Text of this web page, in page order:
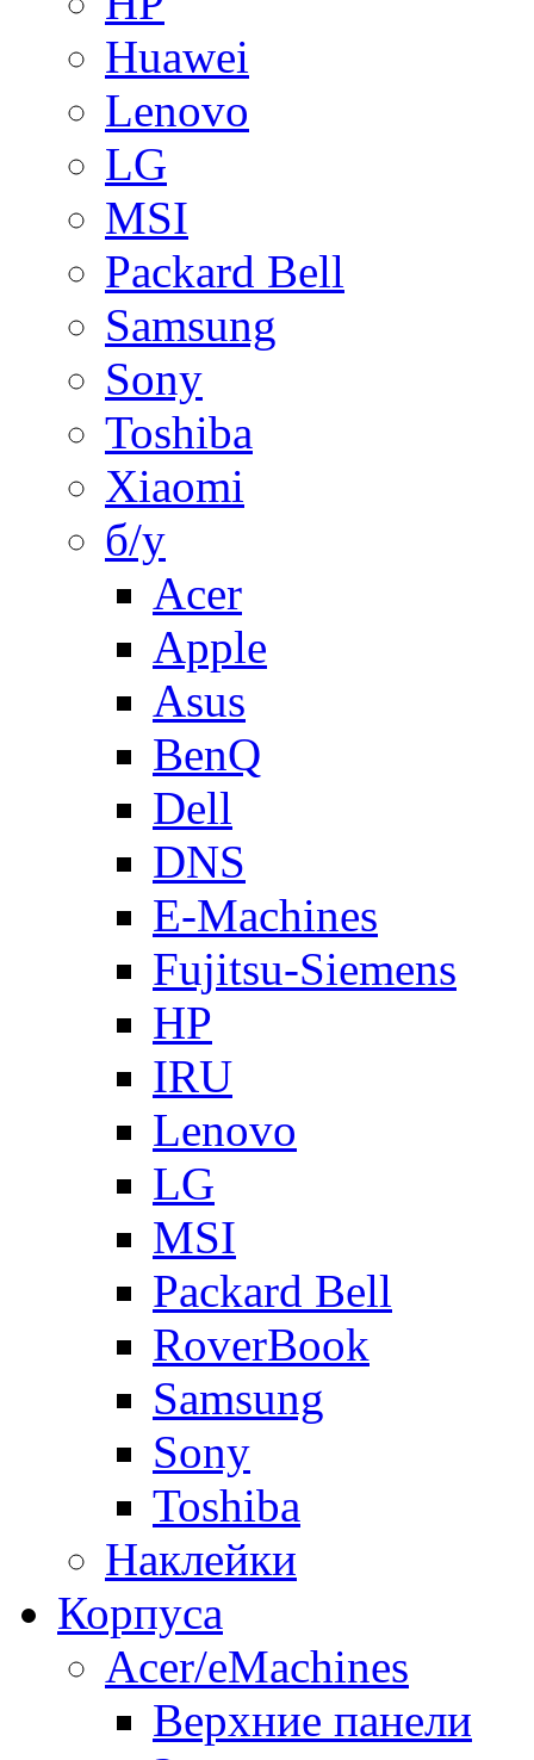
Huawei
Lenovo
LG
MSI
Packard Bell
Samsung
Sony
Toshiba
Xiaomi
б/у
Acer
Apple
Asus
BenQ
Dell
DNS
E-Machines
Fujitsu-Siemens
HP
IRU
Lenovo
LG
MSI
Packard Bell
RoverBook
Samsung
Sony
Toshiba
Наклейки
Корпуса
Acer/eMachines
Верхние панели